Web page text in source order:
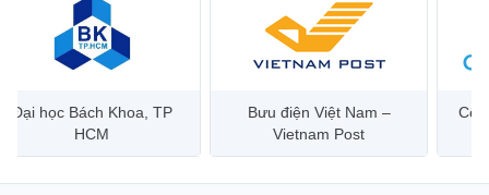
Đại học Bách Khoa, TP
HCM
Bưu điện Việt Nam –
Vietnam Post